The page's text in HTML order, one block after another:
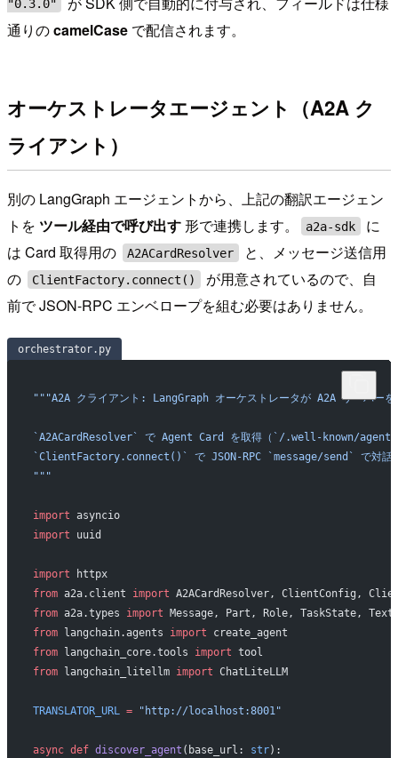
"0.3.0"
通りのcamelCase で配信されます。
オーケストレータエージェント（A2A ク
ライアント）
別の LangGraph エージェントから、上記の翻訳エージェン
トを ツール経由で呼び出す形で連携します。 a2a-sdk
に
は Card 取得用の
A2ACardResolver
と、メッセージ送信用
の
ClientFactory.connect()
が用意されているので、自
前で JSON-RPC エンベロープを組む必要はありません。
orchestrator.py
"""A2A クライアント: LangGraph オーケストレータが A2A サーバーを
`A2ACardResolver` で Agent Card を取得（`/.well-known/
`ClientFactory.connect()` で JSON-RPC `message/send` で対話
"""
import asyncio
import uuid
import httpx
from a2a.client import A2ACardResolver, ClientConfig,
from a2a.types import Message, Part, Role, TaskState,
from langchain.agents import create_agent
from langchain_core.tools import tool
from langchain_litellm import ChatLiteLLM
TRANSLATOR_URL = "http://localhost:8001"
async def discover_agent (base_url: str):